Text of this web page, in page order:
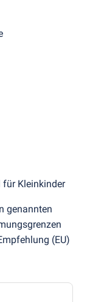
für Kleinkinder
genannten
(EU)